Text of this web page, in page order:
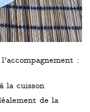
:
la cuisson
de la